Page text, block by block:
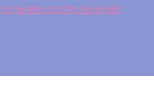
Meld je aan voor onze nieuwsbrief